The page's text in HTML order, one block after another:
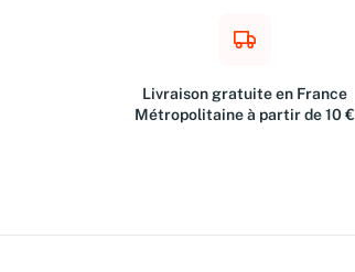
Livraison gratuite en France
Métropolitaine à partir de 10 €